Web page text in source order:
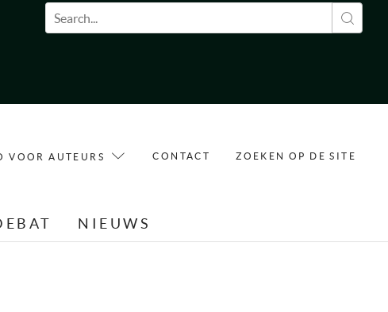
Zoekveld
VOOR AUTEURS CONTACT ZOEKEN OP DE SITE
NIEUWS